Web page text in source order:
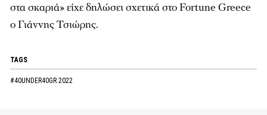
στα σκαριά» είχε δηλώσει σχετικά στο Fortune Greece
ο Γιάννης Τσιώρης.
TAGS
#40UNDER40GR 2022